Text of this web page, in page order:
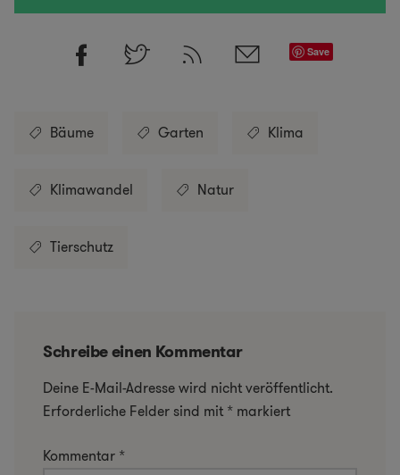
Save
Bäume Garten Klima
Klimawandel Natur
Tierschutz
Schreibe einen Kommentar
Deine E-Mail-Adresse wird nicht veröffentlicht.
Erforderliche Felder sind mit * markiert
Kommentar *